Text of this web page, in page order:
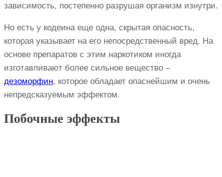
зависимость, постепенно разрушая организм изнутри.
Но есть у кодеина еще одна, скрытая опасность,
которая указывает на его непосредственный вред. На
основе препаратов с этим наркотиком иногда
изготавливают более сильное вещество –
дезоморфин, которое обладает опаснейшим и очень
непредсказуемым эффектом.
Побочные эффекты